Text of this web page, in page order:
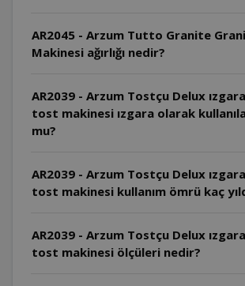
AR2045 - Arzum Tutto Granite
Makinesi ağırlığı nedir?
AR2039 - Arzum Tostçu Delux
tost makinesi ızgara olarak
mu?
AR2039 - Arzum Tostçu Delux
tost makinesi kullanım ömrü kaç
AR2039 - Arzum Tostçu Delux
tost makinesi ölçüleri nedir?